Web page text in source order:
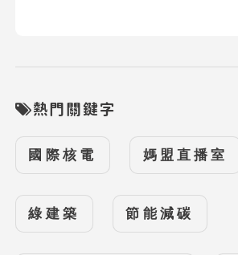
熱門關鍵字
國際核電 媽盟直播室
綠建築 節能減碳